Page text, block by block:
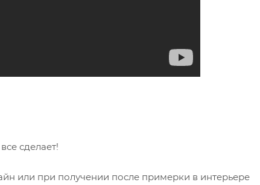
сделает!
или при получении после примерки в интерьере